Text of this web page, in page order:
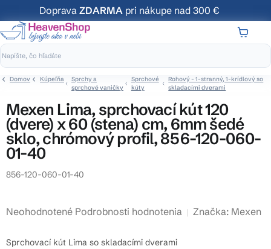
na
obsah
Doprava ZDARMA pri nákupe nad 300 €
Domov Kúpeľňa
Sprchy a
sprchové vaničky
Sprchové
kúty
Rohový - 1-stranný, 1-krídlový so
skladacími dverami
Mexen Lima, sprchovací kút 120
(dvere) x 60 (stena) cm, 6mm šedé
sklo, chrómový profil, 856-120-060-
01-40
856-120-060-01-40
Priemerné
produktu
Neohodnotené Podrobnosti hodnotenia Značka: Mexen
Sprchovací kút Lima so skladacími dverami